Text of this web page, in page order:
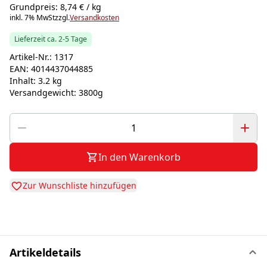
Grundpreis: 8,74 € / kg
inkl. 7% MwStzzgl.Versandkosten
Lieferzeit ca. 2-5 Tage
Artikel-Nr.: 1317
EAN: 4014437044885
Inhalt: 3.2 kg
Versandgewicht: 3800g
In den Warenkorb
Zur Wunschliste hinzufügen
Artikeldetails